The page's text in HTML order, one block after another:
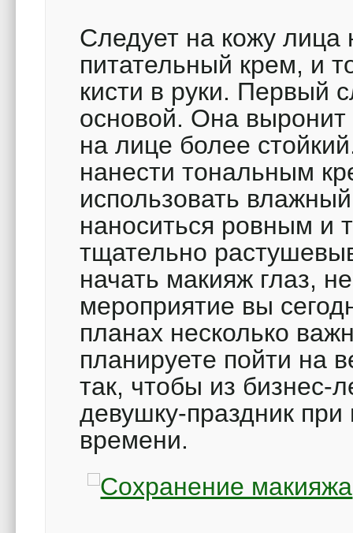
Следует на кожу
питательный крем, и
кисти в руки. Первый
основой. Она выронит
на лице более
нанести тональным
использовать
наноситься ровным и
тщательно
начать макияж глаз,
мероприятие вы
планах несколько
планируете пойти на
так, чтобы из бизнес-
девушку-праздник
времени.